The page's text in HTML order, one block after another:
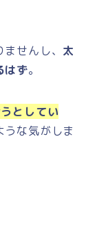
せんし、 太
はず。
としてい
うな気がしま